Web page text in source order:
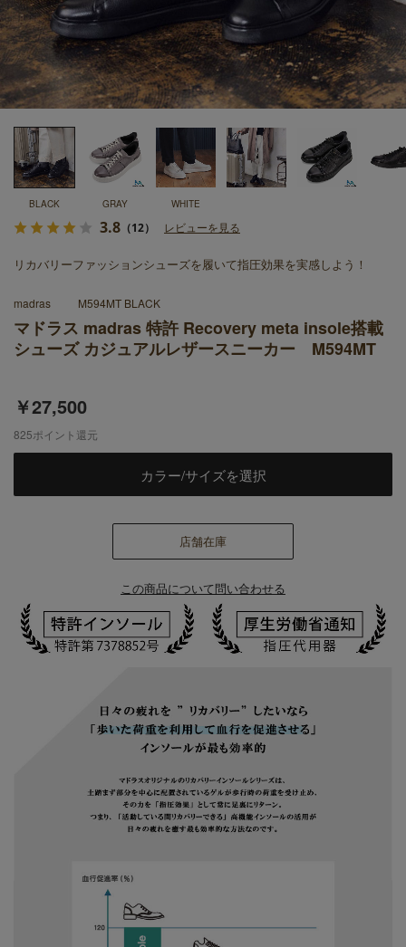
BLACK GRAY WHITE
マドラス madras 特許 Recovery meta insole搭載
シューズ カジュアルレザースニーカー M594MT
3.8 （12） レビューを見る
リカバリーファッションシューズを履いて指圧効果を実感しよう！
￥27,500
madras M594MT BLACK
825ポイント還元
カラー/サイズを選択
店舗在庫
この商品について問い合わせる